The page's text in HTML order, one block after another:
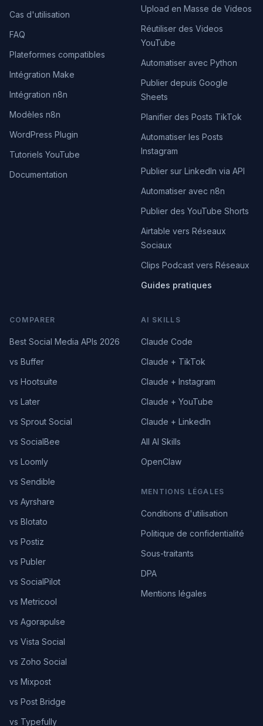
Cas d'utilisation
FAQ
Plateformes compatibles
Intégration Make
Intégration n8n
Modèles n8n
WordPress Plugin
Tutoriels YouTube
Documentation
Upload en Masse de Videos
Réutiliser des Videos
YouTube
Automatiser avec Python
Publier depuis Google
Sheets
Planifier des Posts TikTok
Automatiser les Posts
Instagram
Publier sur LinkedIn via API
Automatiser avec n8n
Publier des YouTube Shorts
Airtable vers Réseaux
Sociaux
Clips Podcast vers Réseaux
Guides pratiques
COMPARER
Best Social Media APIs 2026
vs Buffer
vs Hootsuite
vs Later
vs Sprout Social
vs SocialBee
vs Loomly
vs Sendible
vs Ayrshare
vs Blotato
vs Postiz
vs Publer
vs SocialPilot
vs Metricool
vs Agorapulse
vs Vista Social
vs Zoho Social
vs Mixpost
vs Post Bridge
vs Typefully
AI SKILLS
Claude Code
Claude + TikTok
Claude + Instagram
Claude + YouTube
Claude + LinkedIn
All AI Skills
OpenClaw
MENTIONS LÉGALES
Conditions d'utilisation
Politique de confidentialité
Sous-traitants
DPA
Mentions légales